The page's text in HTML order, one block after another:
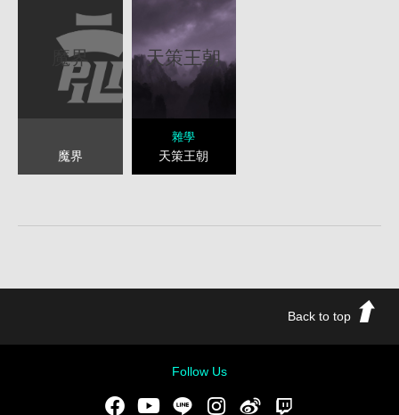
魔界
魔界
天策王朝
雜學
天策王朝
Back to top
Follow Us
FacebookYoutubeLINE Instgram新浪微博